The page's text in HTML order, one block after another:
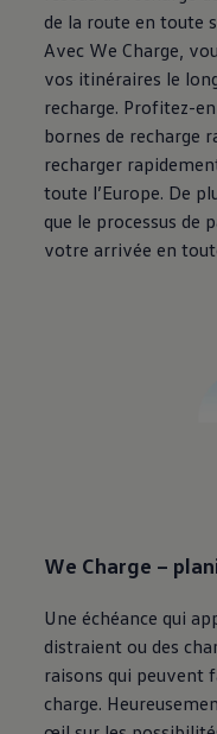
de la route en toute
Avec We Charge,
vos itinéraires le
recharge. Profitez-
bornes de recharge
recharger
toute l’Europe. De
que le processus de
votre arrivée en
We Charge –
Une échéance qui
distraient ou des
raisons qui peuvent
charge.